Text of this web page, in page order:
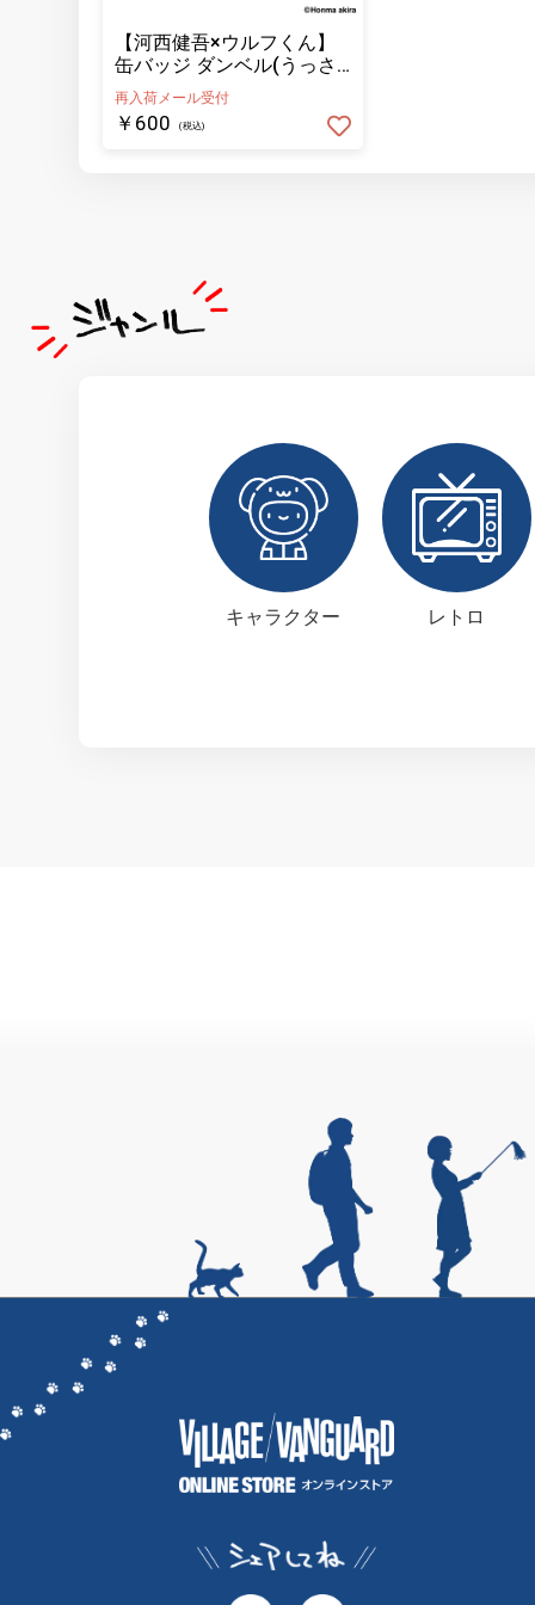
【河西健吾×ウルフくん】
缶バッジ ダンベル(うっさ
ー)
再入荷メール受付
￥600 (税込)
キャラクター レトロ